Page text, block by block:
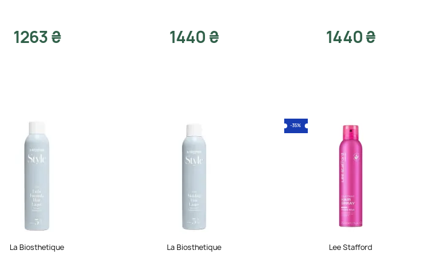
1263 ₴ 1440 ₴ 1440 ₴
La Biosthetique La Biosthetique
-35%
Lee Stafford